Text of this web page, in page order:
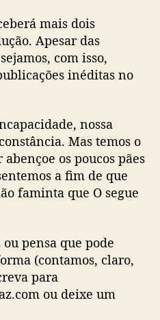
mais dois
Apesar das
com isso,
inéditas no
nossa
Mas temos o
os poucos pães
a fim de que
faminta que O segue
ou pensa que pode
(contamos, claro,
para
ou deixe um